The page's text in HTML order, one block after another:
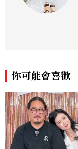
你可能會喜歡